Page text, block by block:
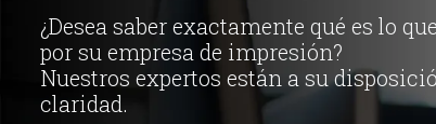
¿Desea saber exactamente qué es lo
por su empresa de impresión?
Nuestros expertos están a su
claridad.